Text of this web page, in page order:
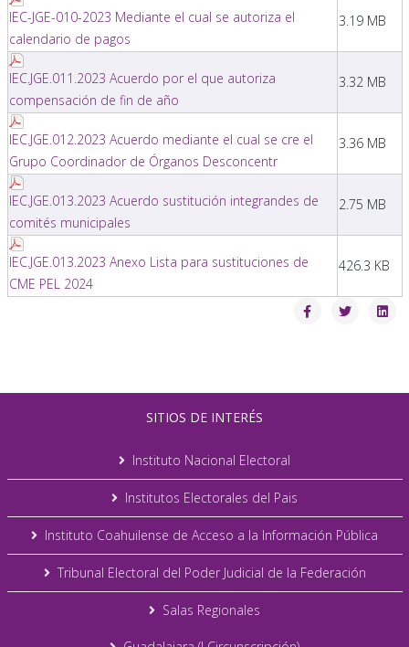
IEC-JGE-010-2023 Mediante el cual se autoriza el
calendario de pagos
3.19 MB
IEC.JGE.011.2023 Acuerdo por el que autoriza
compensación de fin de año
3.32 MB
IEC.JGE.012.2023 Acuerdo mediante el cual se cre el
Grupo Coordinador de Órganos Desconcentr
3.36 MB
IEC.JGE.013.2023 Acuerdo sustitución integrandes de
comités municipales
2.75 MB
IEC.JGE.013.2023 Anexo Lista para sustituciones de
CME PEL 2024
426.3 KB
SITIOS DE INTERÉS
Instituto Nacional Electoral
Institutos Electorales del Pais
Instituto Coahuilense de Acceso a la Información Pública
Tribunal Electoral del Poder Judicial de la Federación
Salas Regionales